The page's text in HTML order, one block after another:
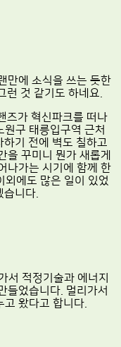
만에 소식을 쓰는 듯한
런 것 같기도 하네요.
즈가 혁신파크를 떠나
구 태릉입구역 근처
기 전에 벽도 칠하고
을 꾸미니 뭔가 새롭게
나가는 시기에 함께 한
외에도 많은 일이 있었
니다.
서 적정기술과 에너지
들었습니다. 멀리가서
왔다고 합니다.